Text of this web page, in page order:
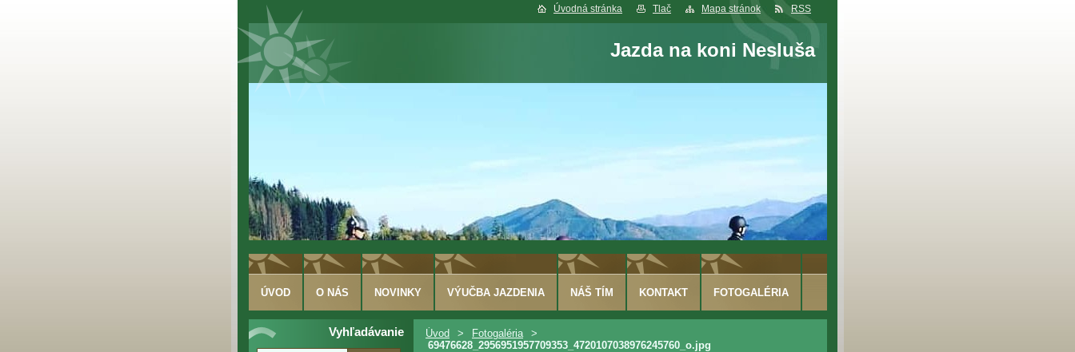
Úvodná stránka Tlač Mapa stránok RSS
Jazda na koni Nesluša
Vyhľadávanie Úvod > Fotogaléria
>
69476628_2956951957709353_4720107038976245760_o.jpg
ÚVOD O NÁS NOVINKY VÝUČBA JAZDENIA NÁŠ TÍM KONTAKT FOTOGALÉRIA